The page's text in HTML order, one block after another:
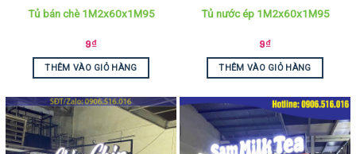
Tủ bán chè 1M2x60x1M95
9₫
THÊM VÀO GIỎ HÀNG
Tủ nước ép 1M2x60x1M95
9₫
THÊM VÀO GIỎ HÀNG